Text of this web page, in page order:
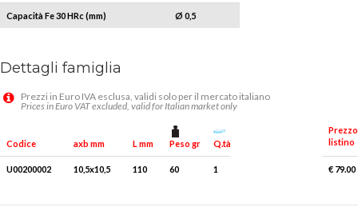
Capacità Fe 30 HRc (mm) Ø 0,5
Dettagli famiglia
Prezzi in Euro IVA esclusa, validi solo per il mercato italiano
Prices in Euro VAT excluded, valid for Italian market only
Codice axb mm L mm Peso gr Q.tà x conf.
Prezzo
listino
U00200002 10,5x10,5 110 60 1 € 79.00